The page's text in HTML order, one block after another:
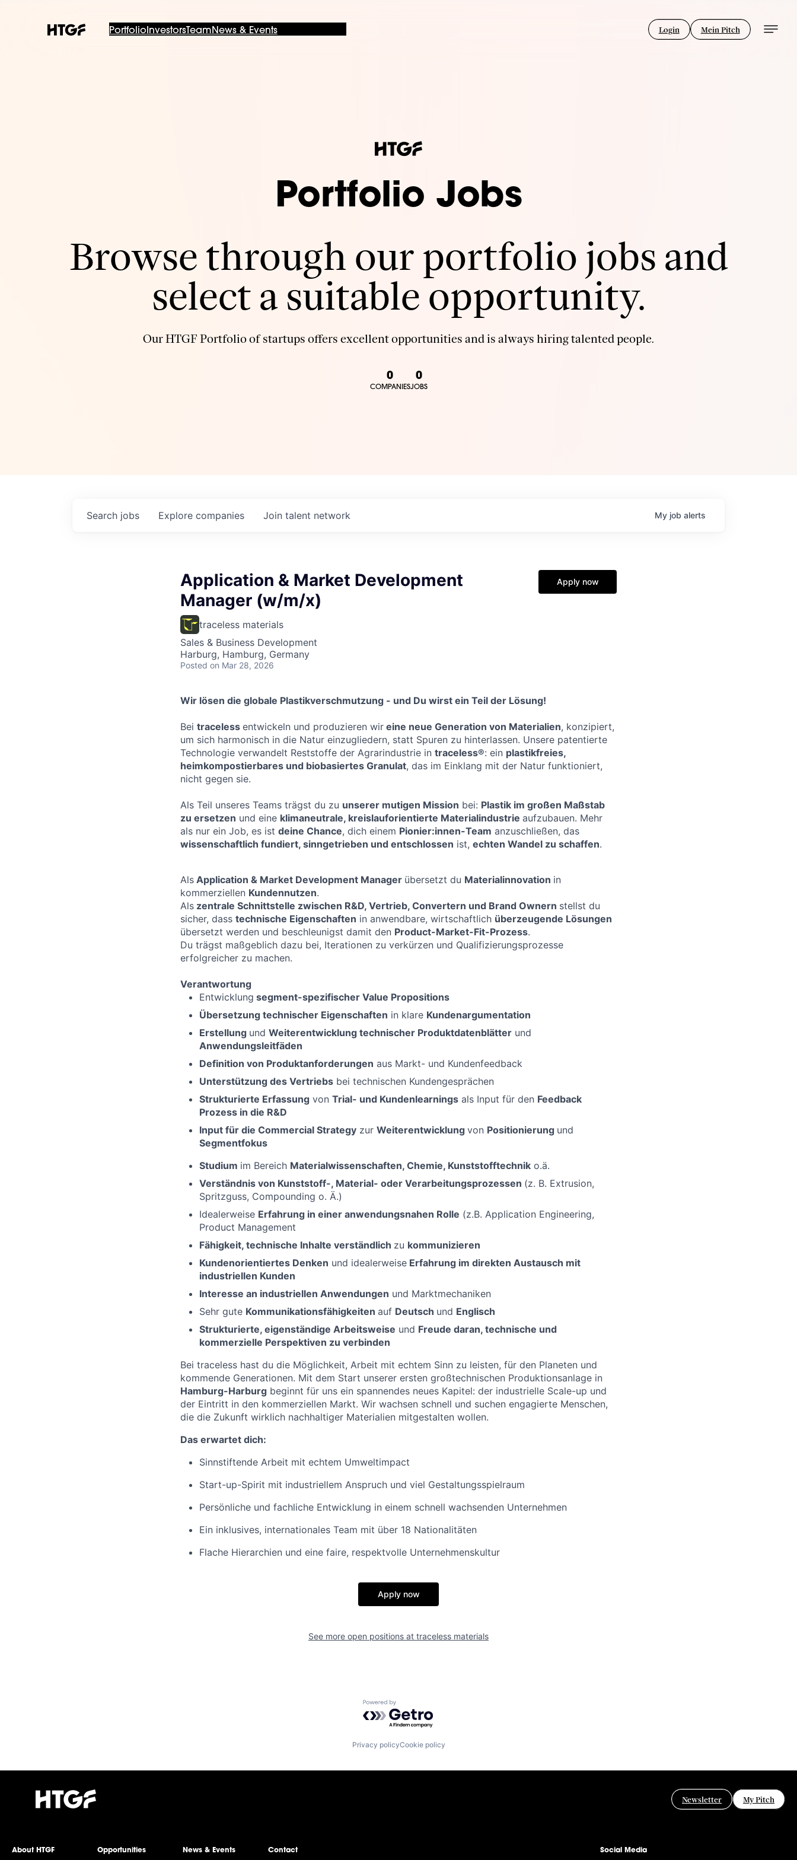
PortfolioInvestorsTeam News & Events Login Mein Pitch
Portfolio Jobs
Browse through our portfolio jobs and
select a suitable opportunity.
Our HTGF Portfolio of startups offers excellent opportunities and is always hiring talented people.
0
COMPANIES
0
JOBS
Search jobs Explore companies Join talent network My job alerts
Application & Market Development
Manager (w/m/x)
traceless materials
Sales & Business Development
Harburg, Hamburg, Germany
Posted on Mar 28, 2026
Apply now
Wir lösen die globale Plastikverschmutzung - und Du wirst ein Teil der Lösung!
Bei traceless entwickeln und produzieren wir eine neue Generation von Materialien, konzipiert,
um sich harmonisch in die Natur einzugliedern, statt Spuren zu hinterlassen. Unsere patentierte
Technologie verwandelt Reststoffe der Agrarindustrie in traceless®: ein plastikfreies,
heimkompostierbares und biobasiertes Granulat, das im Einklang mit der Natur funktioniert,
nicht gegen sie.
Als Teil unseres Teams trägst du zu unserer mutigen Mission bei: Plastik im großen Maßstab
zu ersetzen und eine klimaneutrale, kreislauforientierte Materialindustrie aufzubauen. Mehr
als nur ein Job, es ist deine Chance, dich einem Pionier:innen-Team anzuschließen, das
wissenschaftlich fundiert, sinngetrieben und entschlossen ist, echten Wandel zu schaffen.
Als Application & Market Development Manager übersetzt du Materialinnovation in
kommerziellen Kundennutzen.
Als zentrale Schnittstelle zwischen R&D, Vertrieb, Convertern und Brand Ownern stellst du
sicher, dass technische Eigenschaften in anwendbare, wirtschaftlich überzeugende Lösungen
übersetzt werden und beschleunigst damit den Product-Market-Fit-Prozess.
Du trägst maßgeblich dazu bei, Iterationen zu verkürzen und Qualifizierungsprozesse
erfolgreicher zu machen.
Verantwortung
Entwicklung segment-spezifischer Value Propositions
Übersetzung technischer Eigenschaften in klare Kundenargumentation
Erstellung und Weiterentwicklung technischer Produktdatenblätter und
Anwendungsleitfäden
Definition von Produktanforderungen aus Markt- und Kundenfeedback
Unterstützung des Vertriebs bei technischen Kundengesprächen
Strukturierte Erfassung von Trial- und Kundenlearnings als Input für den Feedback
Prozess in die R&D
Input für die Commercial Strategy zur Weiterentwicklung von Positionierung und
Segmentfokus
Studium im Bereich Materialwissenschaften, Chemie, Kunststofftechnik o.ä.
Verständnis von Kunststoff-, Material- oder Verarbeitungsprozessen (z. B. Extrusion,
Spritzguss, Compounding o. Ä.)
Idealerweise Erfahrung in einer anwendungsnahen Rolle (z.B. Application Engineering,
Product Management
Fähigkeit, technische Inhalte verständlich zu kommunizieren
Kundenorientiertes Denken und idealerweise Erfahrung im direkten Austausch mit
industriellen Kunden
Interesse an industriellen Anwendungen und Marktmechaniken
Sehr gute Kommunikationsfähigkeiten auf Deutsch und Englisch
Strukturierte, eigenständige Arbeitsweise und Freude daran, technische und
kommerzielle Perspektiven zu verbinden
Bei traceless hast du die Möglichkeit, Arbeit mit echtem Sinn zu leisten, für den Planeten und
kommende Generationen. Mit dem Start unserer ersten großtechnischen Produktionsanlage in
Hamburg-Harburg beginnt für uns ein spannendes neues Kapitel: der industrielle Scale-up und
der Eintritt in den kommerziellen Markt. Wir wachsen schnell und suchen engagierte Menschen,
die die Zukunft wirklich nachhaltiger Materialien mitgestalten wollen.
Das erwartet dich:
Sinnstiftende Arbeit mit echtem Umweltimpact
Start-up-Spirit mit industriellem Anspruch und viel Gestaltungsspielraum
Persönliche und fachliche Entwicklung in einem schnell wachsenden Unternehmen
Ein inklusives, internationales Team mit über 18 Nationalitäten
Flache Hierarchien und eine faire, respektvolle Unternehmenskultur
Apply now
See more open positions at traceless materials
Powered by Getro.com
Privacy policyCookie policy
Newsletter My Pitch
About HTGF Opportunities News & Events Contact Social Media